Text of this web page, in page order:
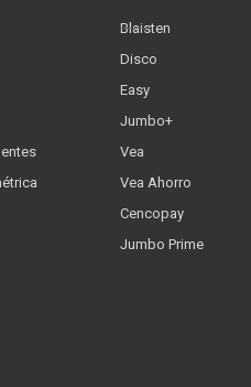
Blaisten
Disco
Easy
Jumbo+
Vea
Vea Ahorro
Cencopay
Jumbo Prime